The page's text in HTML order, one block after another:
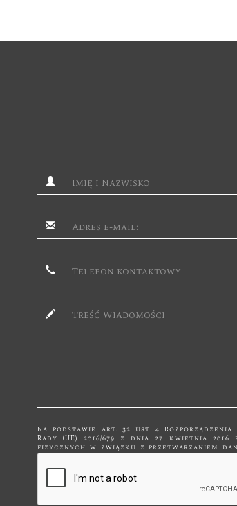
Na podstawie art. 32 ust 4
Rady (UE) 2016/679 z dnia 27 kwietnia
fizycznych w związku z przetwarzaniem danych
swobodnego przepływu takich danych,
innym podmiotom niż upoważnionym na podstawie przepisów prawa. Dane
będą przetwarzane tylko i wyłącznie do